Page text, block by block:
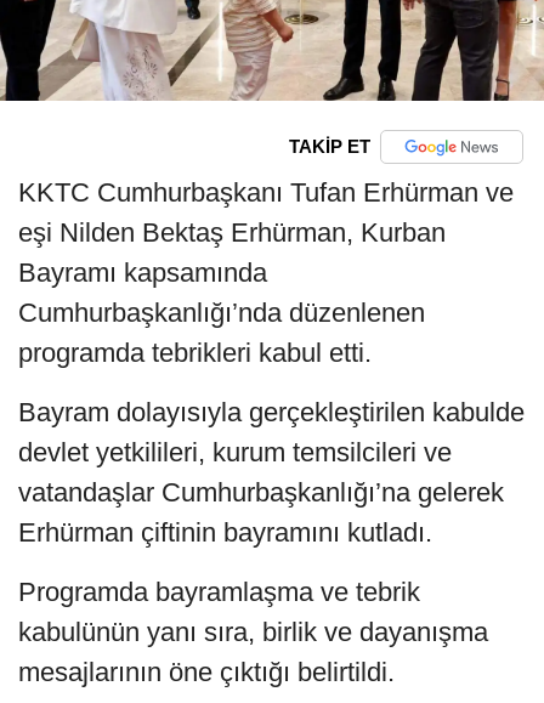
TAKİP ET
KKTC Cumhurbaşkanı Tufan Erhürman ve
eşi Nilden Bektaş Erhürman, Kurban
Bayramı kapsamında
Cumhurbaşkanlığı’nda düzenlenen
programda tebrikleri kabul etti.
Bayram dolayısıyla gerçekleştirilen kabulde
devlet yetkilileri, kurum temsilcileri ve
vatandaşlar Cumhurbaşkanlığı’na gelerek
Erhürman çiftinin bayramını kutladı.
Programda bayramlaşma ve tebrik
kabulünün yanı sıra, birlik ve dayanışma
mesajlarının öne çıktığı belirtildi.